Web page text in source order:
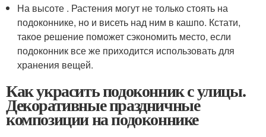
На высоте . Растения могут не только стоять на
подоконнике, но и висеть над ним в кашпо. Кстати,
такое решение поможет сэкономить место, если
подоконник все же приходится использовать для
хранения вещей.
Как украсить подоконник с улицы.
Декоративные праздничные
композиции на подоконнике